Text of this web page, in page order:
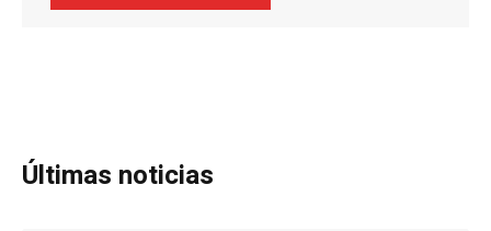
Últimas noticias